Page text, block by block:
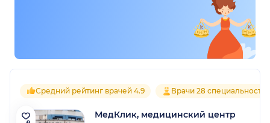
Средний рейтинг врачей 4.9 Врачи 28
МедКлик, медицинский центр